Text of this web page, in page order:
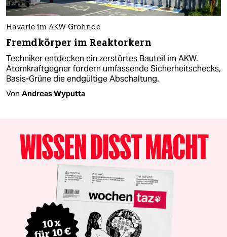
Havarie im AKW Grohnde
Fremdkörper im Reaktorkern
Techniker entdecken ein zerstörtes Bauteil im AKW.
Atomkraftgegner fordern umfassende Sicherheitschecks,
Basis-Grüne die endgültige Abschaltung.
Von Andreas Wyputta